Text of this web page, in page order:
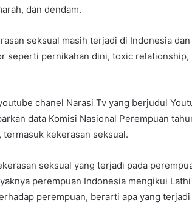
dan dendam.
seksual masih terjadi di Indonesia
seperti pernikahan dini, toxic
chanel Narasi Tv yang berjudul
data Komisi Nasional Perempuan
kekerasan seksual.
seksual yang terjadi pada
perempuan Indonesia mengikui
perempuan, berarti apa yang